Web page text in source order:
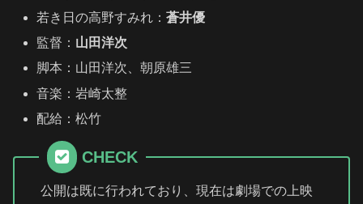
若き日の高野すみれ：蒼井優
監督： 山田洋次
脚本：山田洋次、朝原雄三
音楽：岩崎太整
配給：松竹
CHECK
公開は既に行われており、現在は劇場での上映